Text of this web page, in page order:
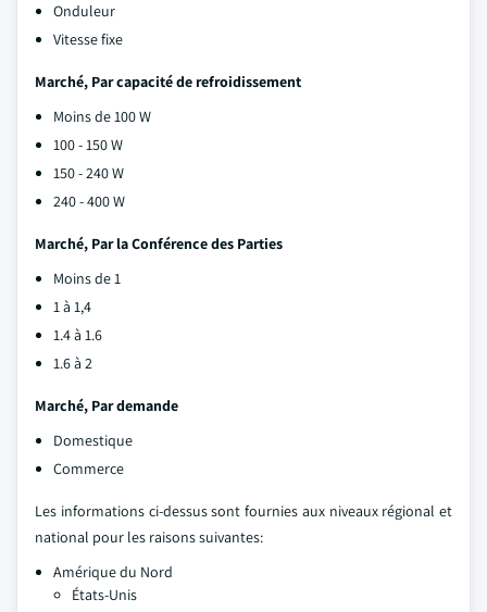
Onduleur
Vitesse fixe
Marché, Par capacité de refroidissement
Moins de 100 W
100 - 150 W
150 - 240 W
240 - 400 W
Marché, Par la Conférence des Parties
Moins de 1
1 à 1,4
1.4 à 1.6
1.6 à 2
Marché, Par demande
Domestique
Commerce
Les informations ci-dessus sont fournies aux niveaux régional et
national pour les raisons suivantes:
Amérique du Nord
États-Unis